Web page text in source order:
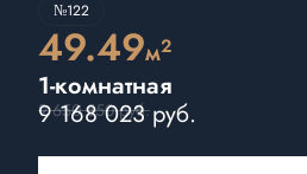
№122
49.49м2
1-комнатная
9 650 550 руб.
9 168 023 руб.